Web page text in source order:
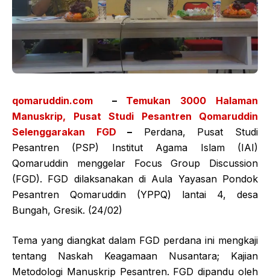
qomaruddin.com – Temukan 3000 Halaman
Manuskrip, Pusat Studi Pesantren Qomaruddin
Selenggarakan FGD – Perdana, Pusat Studi
Pesantren (PSP) Institut Agama Islam (IAI)
Qomaruddin menggelar Focus Group Discussion
(FGD). FGD dilaksanakan di Aula Yayasan Pondok
Pesantren Qomaruddin (YPPQ) lantai 4, desa
Bungah, Gresik. (24/02)
Tema yang diangkat dalam FGD perdana ini mengkaji
tentang Naskah Keagamaan Nusantara; Kajian
Metodologi Manuskrip Pesantren. FGD dipandu oleh